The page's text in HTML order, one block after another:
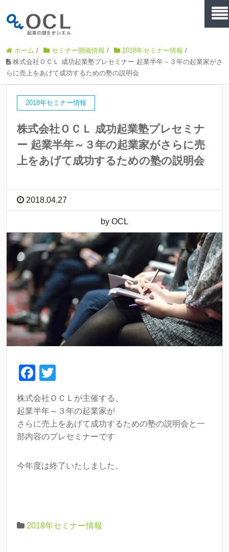
ホーム / セミナー開催情報 / 2018年セミナー情報 /
株式会社ＯＣＬ 成功起業塾プレセミナー 起業半年～３年の起業家がさ
らに売上をあげて成功するための塾の説明会
2018年セミナー情報
株式会社ＯＣＬ 成功起業塾プレセミナ
ー 起業半年～３年の起業家がさらに売
上をあげて成功するための塾の説明会
2018.04.27
by OCL
F
c
e
b
o
tt
er
株式会社ＯＣＬが主催する、
起業半年～３年の起業家が
さらに売上をあげて成功するための塾の説明会と一
部内容のプレセミナーです
今年度は終了いたしました。
2018年セミナー情報